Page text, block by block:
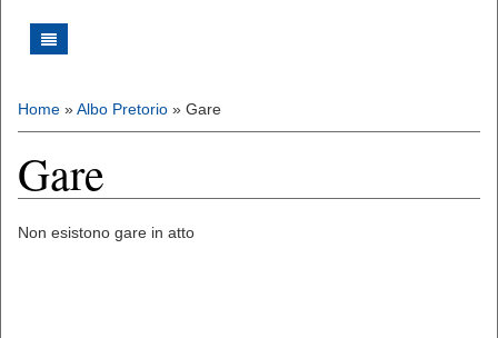
Home »Albo Pretorio » Gare
Gare
Non esistono gare in atto